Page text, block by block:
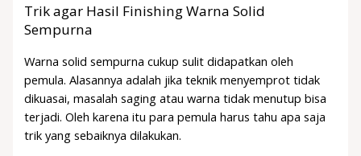
Trik agar Hasil Finishing Warna Solid
Sempurna
Warna solid sempurna cukup sulit didapatkan oleh
pemula. Alasannya adalah jika teknik menyemprot tidak
dikuasai, masalah saging atau warna tidak menutup bisa
terjadi. Oleh karena itu para pemula harus tahu apa saja
trik yang sebaiknya dilakukan.